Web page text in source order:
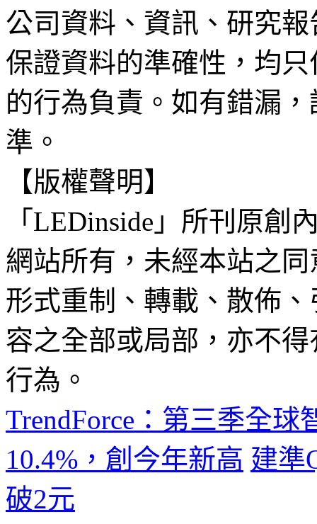
公司資料、資訊、研究
保證資料的準確性，均
的行為負責。如有錯漏
準。
【版權聲明】
「LEDinside」所刊原創
網站所有，未經本站之
形式重制、轉載、散佈
容之全部或局部，亦不
行為。
TrendForce：第三季全
10.4%，創今年新高 建準
破2元